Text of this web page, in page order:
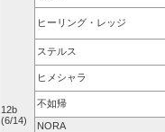
12b
(6/14)
ヒーリング・レッジ
ステルス
ヒメシャラ
不如帰
NORA